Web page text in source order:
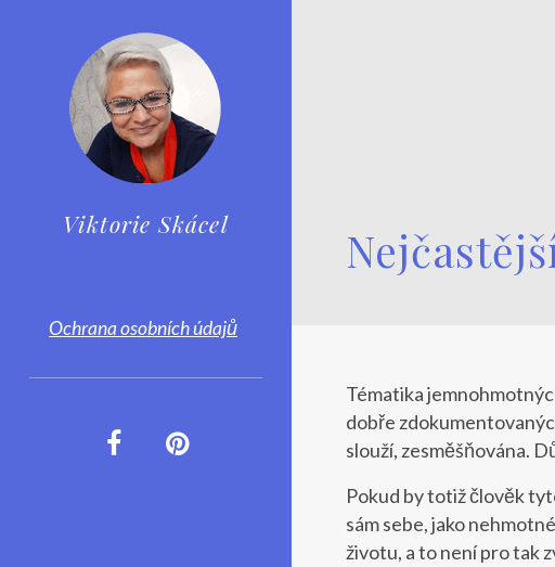
Viktorie Skácel
Ochrana osobních údajů
Tématika
dobře
slouží, zesměšňována.
Pokud by totiž člověk
sám sebe, jako
životu, a to není pro tak